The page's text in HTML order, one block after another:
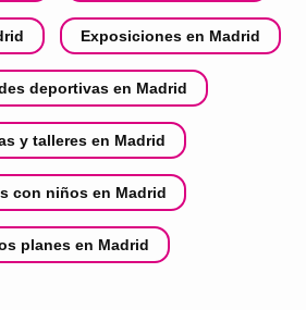
Exposiciones en Madrid
deportivas en Madrid
y talleres en Madrid
con niños en Madrid
planes en Madrid